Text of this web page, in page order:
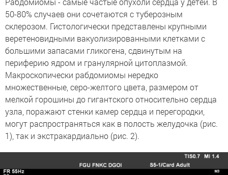
50-80% случаев они сочетаются с туберозным
склерозом. Гистологически представлены крупными
веретеновидными вакуолизированными клетками с
большими запасами гликогена, сдвинутым на
периферию ядром и гранулярной цитоплазмой.
Макроскопически рабдомиомы нередко
множественные, серо-желтого цвета, размером от
мелкой горошины до гигантского относительно сердца
узла, поражают стенки камер сердца и перегородки,
могут распространяться как в полость желудочка (рис.
1), так и экстракардиально (рис. 2).